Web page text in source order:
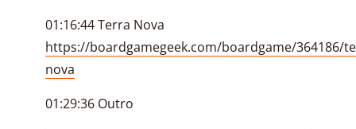
01:16:44 Terra Nova
https://boardgamegeek.com/boardgame/364186/
nova
01:29:36 Outro